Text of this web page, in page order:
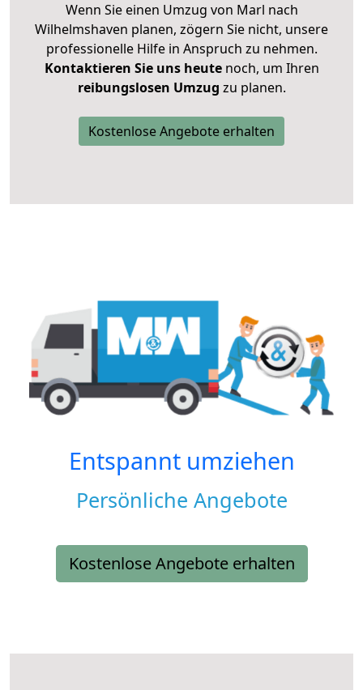
Wenn Sie einen Umzug von Marl nach
Wilhelmshaven planen, zögern Sie nicht, unsere
professionelle Hilfe in Anspruch zu nehmen.
Kontaktieren Sie uns heutenoch, um Ihren
reibungslosen Umzug zu planen.
Kostenlose Angebote erhalten
Entspannt umziehen
Persönliche Angebote
Kostenlose Angebote erhalten